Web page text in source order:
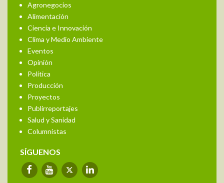
Agronegocios
Alimentación
Ciencia e Innovación
Clima y Medio Ambiente
Eventos
Opinión
Política
Producción
Proyectos
Publirreportajes
Salud y Sanidad
Columnistas
SÍGUENOS